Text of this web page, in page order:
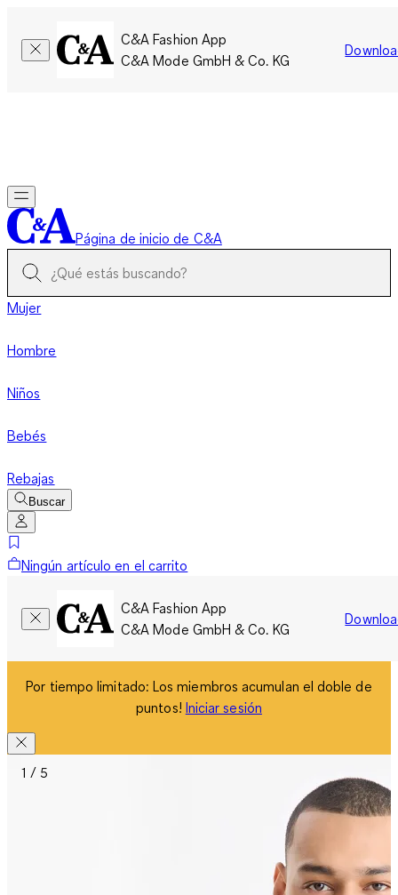
C&A Fashion App
C&A Mode GmbH & Co. KG
Página de inicio de C&A
Mujer
Hombre
Niños
Bebés
Rebajas
Buscar
Ningún artículo en el carrito
C&A Fashion App
C&A Mode GmbH & Co. KG
Por tiempo limitado: Los miembros acumulan el doble de
puntos! Iniciar sesión
1 / 5